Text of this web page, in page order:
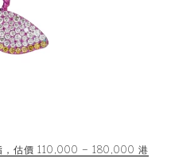
，估價 110,000 – 180,000 港